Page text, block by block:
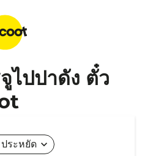
ไปปาดัง ตั๋ว
ประหยัด expand_more